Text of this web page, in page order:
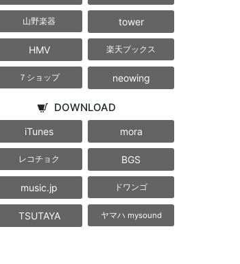
山野楽器 tower
HMV 楽天ブックス
７ショップ neowing
DOWNLOAD
iTunes mora
レコチョク BGS
music.jp ドワンゴ
TSUTAYA ヤマハ mysound